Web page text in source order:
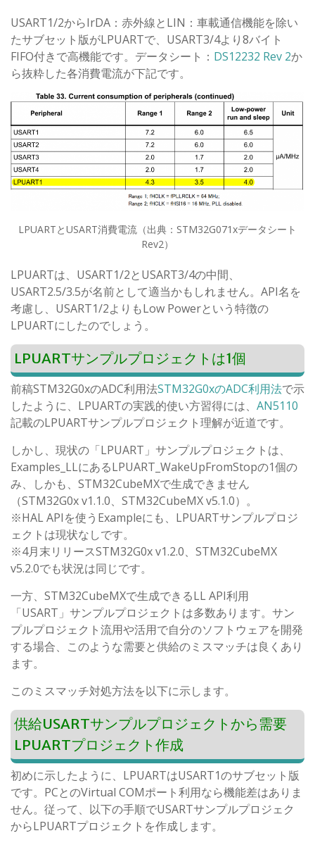
USART1/2からIrDA：赤外線とLIN：車載通信機能を除い
たサブセット版がLPUARTで、USART3/4より8バイト
FIFO付きで高機能です。データシート： DS12232 Rev 2か
ら抜粋した各消費電流が下記です。
LPUARTとUSART消費電流（出典：STM32G071xデータシート
Rev2）
LPUARTは、USART1/2とUSART3/4の中間、
USART2.5/3.5が名前として適当かもしれません。API名を
考慮し、USART1/2よりもLow Powerという特徴の
LPUARTにしたのでしょう。
LPUARTサンプルプロジェクトは1個
前稿STM32G0xのADC利用法STM32G0xのADC利用法で示
したように、LPUARTの実践的使い方習得には、 AN5110
記載のLPUARTサンプルプロジェクト理解が近道です。
しかし、現状の「LPUART」サンプルプロジェクトは、
Examples_LLにあるLPUART_WakeUpFromStopの1個の
み、しかも、STM32CubeMXで生成できません
（STM32G0x v1.1.0、STM32CubeMX v5.1.0）。
※HAL APIを使うExampleにも、LPUARTサンプルプロジ
ェクトは現状なしです。
※4月末リリースSTM32G0x v1.2.0、STM32CubeMX
v5.2.0でも状況は同じです。
一方、STM32CubeMXで生成できるLL API利用
「USART」サンプルプロジェクトは多数あります。サン
プルプロジェクト流用や活用で自分のソフトウェアを開発
する場合、このような需要と供給のミスマッチは良くあり
ます。
このミスマッチ対処方法を以下に示します。
供給USARTサンプルプロジェクトから需要
LPUARTプロジェクト作成
初めに示したように、LPUARTはUSART1のサブセット版
です。PCとのVirtual COMポート利用なら機能差はありま
せん。従って、以下の手順でUSARTサンプルプロジェク
からLPUARTプロジェクトを作成します。